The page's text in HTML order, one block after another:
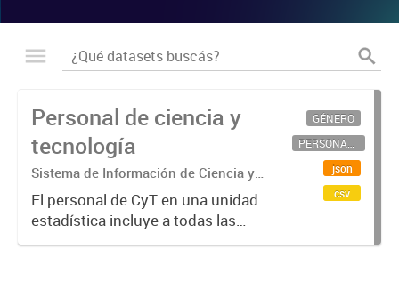
Personal de ciencia y
tecnología
Sistema de Información de Ciencia y
Tecnología Argentino (SICYTAR)
El personal de CyT en una unidad
estadística incluye a todas las
personas involucradas
GÉNERO
PERSONAL CIENTÍFICO-TECNOLÓGICO
json
csv